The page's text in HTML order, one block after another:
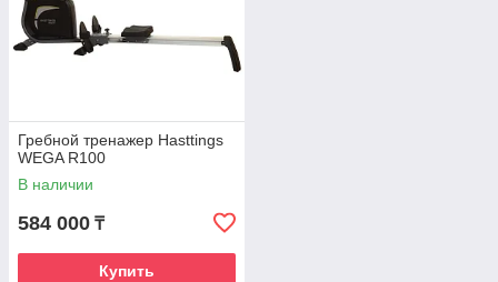
Гребной тренажер Hasttings
WEGA R100
В наличии
584 000 ₸
Купить